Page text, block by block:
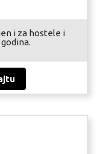
i za hostele i